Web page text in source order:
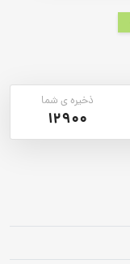
ذخیره ی شما
12900